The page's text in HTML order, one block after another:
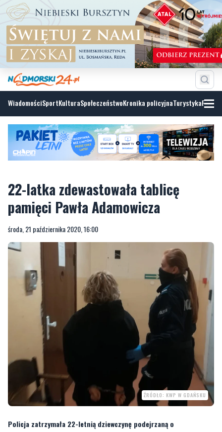
WiadomościSportKulturaSpołeczeństwoKronika policyjnaTurystyka
22-latka zdewastowała tablicę
pamięci Pawła Adamowicza
środa, 21 października 2020, 16:00
ŹRÓDŁO: KWP W GDAŃSKU
Policja zatrzymała 22-letnią dziewczynę podejrzaną o